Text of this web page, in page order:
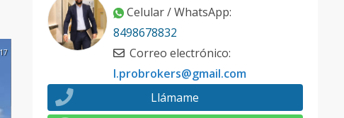
Celular / WhatsApp:
8498678832
Correo electrónico:
l.probrokers@gmail.com
Llámame